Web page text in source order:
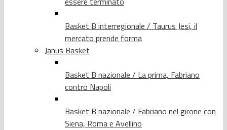
Basket B interregionale / Taurus Jesi, il
mercato prende forma
Janus Basket
Basket B nazionale / La prima, Fabriano
contro Napoli
Basket B nazionale / Fabriano nel girone con
Siena, Roma e Avellino